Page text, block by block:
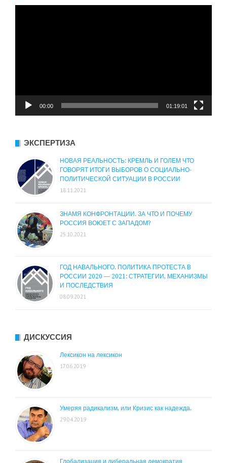
00:00 01:19:01
ЭКСПЕРТИЗА
НОВАЯ РЕАЛЬНОСТЬ: КРЕМЛЬ И ГОЛЕМ ЧТО
ГОВОРЯТ ИТОГИ ВЫБОРОВ О СОЦИАЛЬНО-
ПОЛИТИЧЕСКОЙ СИТУАЦИИ В РОССИИ
18.11.2021
ЗНАМЯ КОНФРОНТАЦИИ. ЗА ЧТО И ПОЧЕМУ
РОССИЯ ВОЮЕТ С ЗАПАДОМ?
25.10.2021
ГОД НАВАЛЬНОГО. ПОЛИТИКА ПРОТЕСТА В
РОССИИ 2020 — 2021: СТРАТЕГИИ, МЕХАНИЗМЫ
И ПОСЛЕДСТВИЯ
08.09.2021
ДИСКУССИЯ
Лексикон на лексикон
17.06.2019
Умеряя радикализм, или Кризис как надежда.
29.04.2019
Глобализация и либеральная демократия